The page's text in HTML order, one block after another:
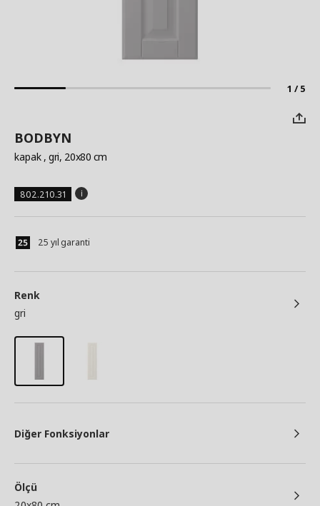
1 / 5
BODBYN
kapak , gri, 20x80 cm
802.210.31
25 yıl garanti
Renk
gri
Diğer Fonksiyonlar
Ölçü